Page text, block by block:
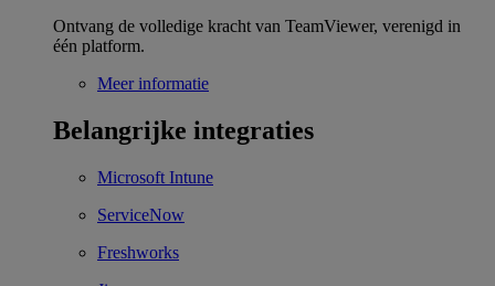
Ontvang de volledige kracht van TeamViewer, verenigd in
één platform.
Meer informatie
Belangrijke integraties
Microsoft Intune
ServiceNow
Freshworks